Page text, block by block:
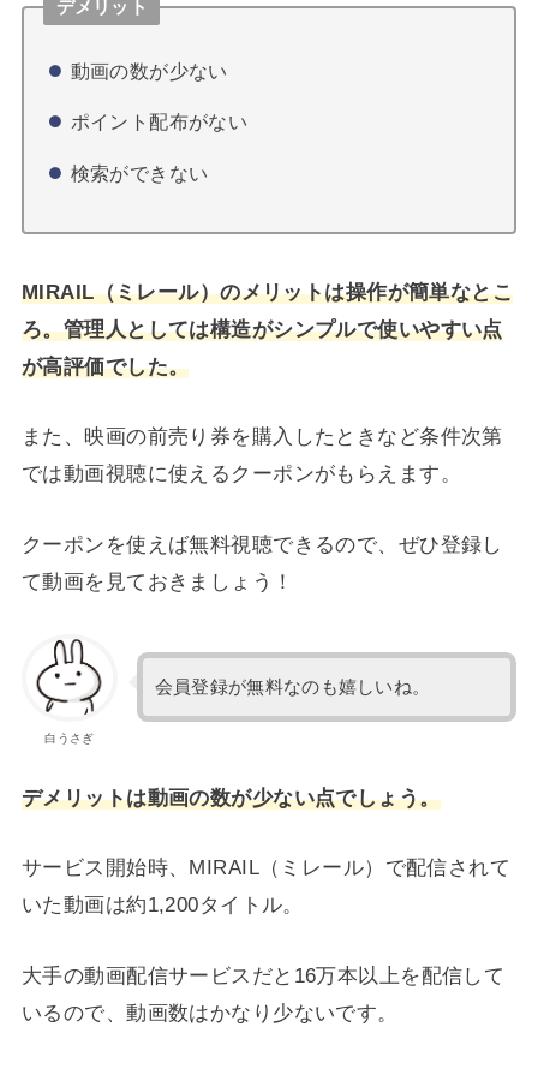
デメリット
動画の数が少ない
ポイント配布がない
検索ができない
MIRAIL（ミレール）のメリットは操作が簡単なとこ
ろ。管理人としては構造がシンプルで使いやすい点
が高評価でした。
また、映画の前売り券を購入したときなど条件次第
では動画視聴に使えるクーポンがもらえます。
クーポンを使えば無料視聴できるので、ぜひ登録し
て動画を見ておきましょう！
白うさぎ
会員登録が無料なのも嬉しいね。
デメリットは動画の数が少ない点でしょう。
サービス開始時、MIRAIL（ミレール）で配信されて
いた動画は約1,200タイトル。
大手の動画配信サービスだと16万本以上を配信して
いるので、動画数はかなり少ないです。